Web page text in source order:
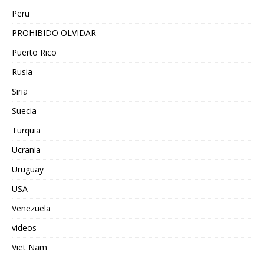
Peru
PROHIBIDO OLVIDAR
Puerto Rico
Rusia
Siria
Suecia
Turquia
Ucrania
Uruguay
USA
Venezuela
videos
Viet Nam